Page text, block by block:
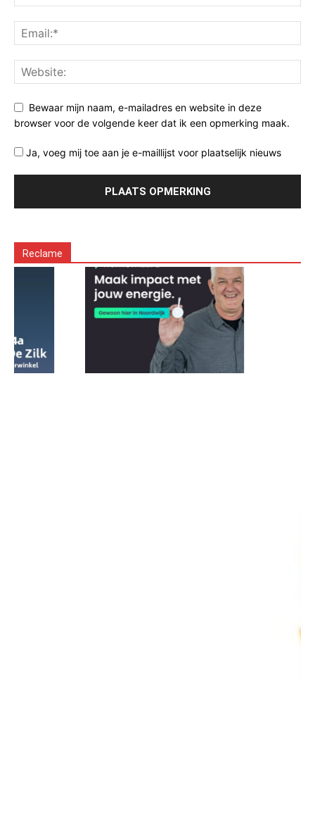
Bewaar mijn naam, e-mailadres en website in deze
browser voor de volgende keer dat ik een opmerking maak.
Ja, voeg mij toe aan je e-maillijst voor plaatselijk nieuws
Reclame